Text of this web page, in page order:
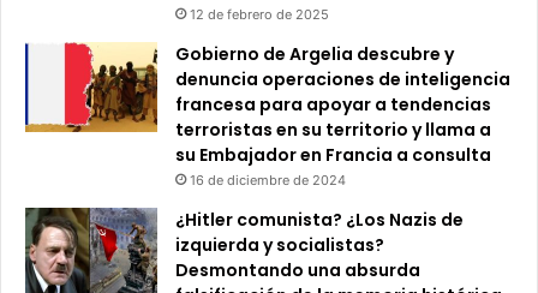
12 de febrero de 2025
Gobierno de Argelia descubre y
denuncia operaciones de inteligencia
francesa para apoyar a tendencias
terroristas en su territorio y llama a
su Embajador en Francia a consulta
16 de diciembre de 2024
¿Hitler comunista? ¿Los Nazis de
izquierda y socialistas?
Desmontando una absurda